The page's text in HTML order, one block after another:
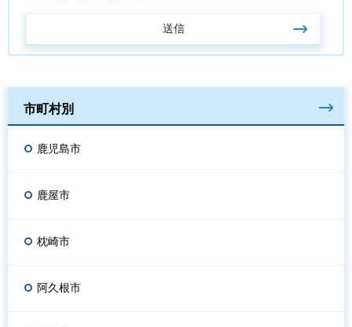
市町村別
鹿児島市
鹿屋市
枕崎市
阿久根市